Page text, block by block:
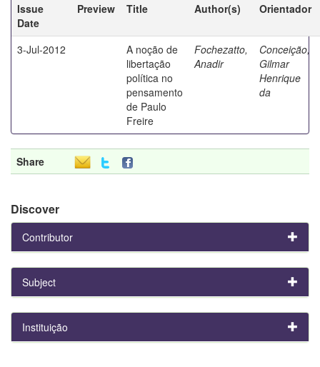
Issue
Date
Preview Title Author(s) Orientador
3-Jul-2012
A noção de
libertação
política no
pensamento
de Paulo
Freire
Fochezatto,
Anadir
Conceição,
Gilmar
Henrique
da
Share
Discover
Contributor
Subject
Instituição